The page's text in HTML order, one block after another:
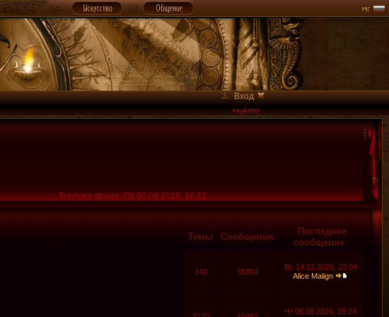
Вход
Текущее время: Пт 07.08.2026, 16:21
Темы Сообщения
Последнее
сообщение
140 35804
Вс 14.12.2025, 23:04
Alice Malign
Чт 06.08.2026, 15:24